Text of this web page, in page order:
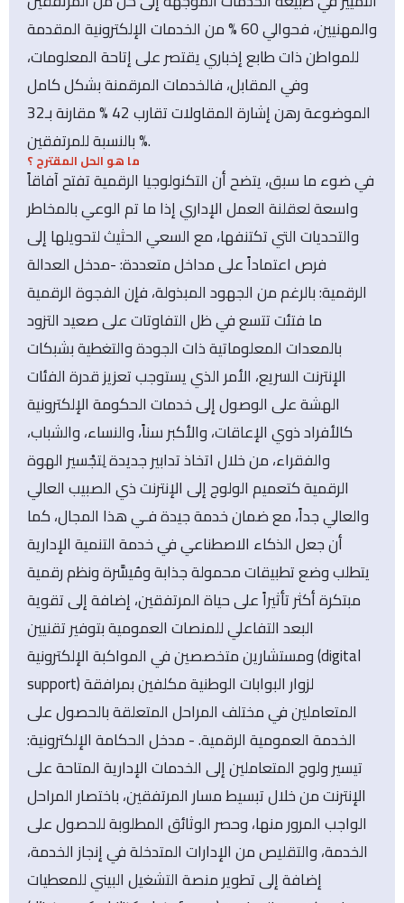
والمهنيين، فحوالي 60 % من الخدمات الإلكترونية المقدمة
للمواطن ذات طابع إخباري يقتصر على إتاحة المعلومات،
وفي المقابل، فالخدمات المرقمنة بشكل كامل
الموضوعة رهن إشارة المقاولات تقارب 42 % مقارنة بـ32
% بالنسبة للمرتفقين.
ما هو الحل المقترح ؟
في ضوء ما سبق، يتضح أن التكنولوجيا الرقمية تفتح آفاقاً
واسعة لعقلنة العمل الإداري إذا ما تم الوعي بالمخاطر
والتحديات التي تكتنفها، مع السعي الحثيث لتحويلها إلى
فرص اعتماداً على مداخل متعددة: -مدخل العدالة
الرقمية: بالرغم من الجهود المبذولة، فإن الفجوة الرقمية
ما فتئت تتسع في ظل التفاوتات على صعيد التزود
بالمعدات المعلوماتية ذات الجودة والتغطية بشبكات
الإنترنت السريع، الأمر الذي يستوجب تعزيز قدرة الفئات
الهشة على الوصول إلى خدمات الحكومة الإلكترونية
كالأفراد ذوي الإعاقات، والأكبر سناً، والنساء، والشباب،
والفقراء، من خلال اتخاذ تدابير جديدة لِتجْسير الهوة
الرقمية كتعميم الولوج إلى الإنترنت ذي الصبيب العالي
والعالي جداً، مع ضمان خدمة جيدة فـي هذا المجال، كما
أن جعل الذكاء الاصطناعي في خدمة التنمية الإدارية
يتطلب وضع تطبيقات محمولة جذابة ومُيسَّرة ونظم رقمية
مبتكرة أكثر تأثيراً على حياة المرتفقين، إضافة إلى تقوية
البعد التفاعلي للمنصات العمومية بتوفير تقنيين
ومستشارين متخصصين في المواكبة الإلكترونية (digital
support) لزوار البوابات الوطنية مكلفين بمرافقة
المتعاملين في مختلف المراحل المتعلقة بالحصول على
الخدمة العمومية الرقمية. - مدخل الحكامة الإلكترونية:
تيسير ولوج المتعاملين إلى الخدمات الإدارية المتاحة على
الإنترنت من خلال تبسيط مسار المرتفقين، باختصار المراحل
الواجب المرور منها، وحصر الوثائق المطلوبة للحصول على
الخدمة، والتقليص من الإدارات المتدخلة في إنجاز الخدمة،
إضافة إلى تطوير منصة التشغيل البيني للمعطيات